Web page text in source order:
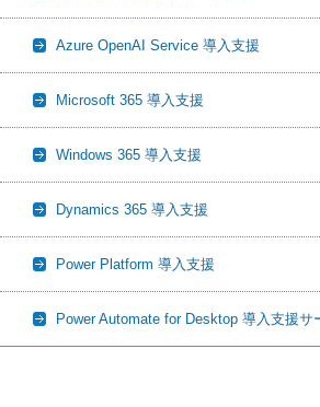
Azure OpenAI Service 導入支援
Microsoft 365 導入支援
Windows 365 導入支援
Dynamics 365 導入支援
Power Platform 導入支援
Power Automate for Desktop 導入支援サ